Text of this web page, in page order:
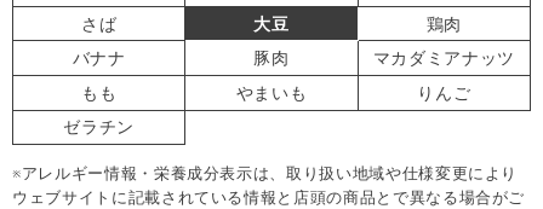
さば
大豆
鶏肉
バナナ
豚肉
マカダミアナッツ
もも
やまいも
りんご
ゼラチン
※アレルギー情報・栄養成分表示は、取り扱い地域や仕様変更により
ウェブサイトに記載されている情報と店頭の商品とで異なる場合がご